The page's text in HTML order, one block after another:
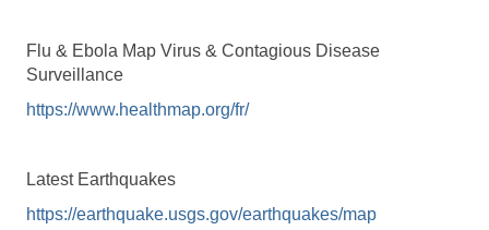
Flu & Ebola Map Virus & Contagious Disease
Surveillance
https://www.healthmap.org/fr/
Latest Earthquakes
https://earthquake.usgs.gov/earthquakes/map